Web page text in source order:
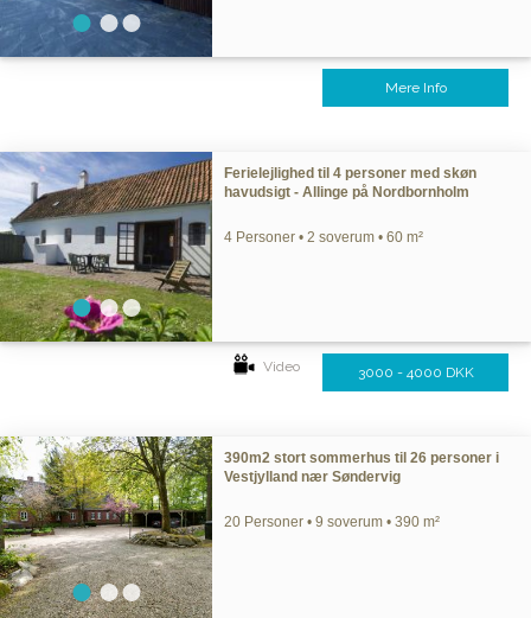
Mere Info
Ferielejlighed til 4 personer med skøn
havudsigt - Allinge på Nordbornholm
4 Personer • 2 soverum • 60 m²
Video 3000 - 4000 DKK
390m2 stort sommerhus til 26 personer i
Vestjylland nær Søndervig
20 Personer • 9 soverum • 390 m²